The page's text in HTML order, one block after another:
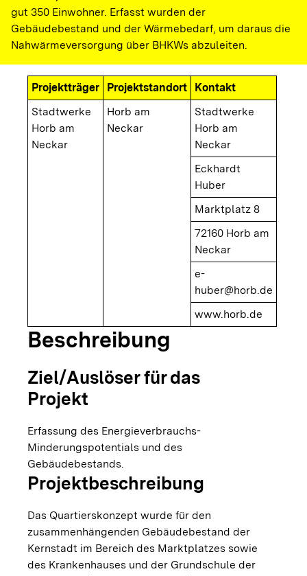
gut 350 Einwohner. Erfasst wurden der
Gebäudebestand und der Wärmebedarf, um daraus die
Nahwärmeversorgung über BHKWs abzuleiten.
Projektträger Projektstandort
Kontakt
Stadtwerke
Horb am
Neckar
Horb am
Neckar
Stadtwerke
Horb am
Neckar
Eckhardt
Huber
Marktplatz 8
72160 Horb am
Neckar
e-
huber@horb.de
www.horb.de
Beschreibung
Ziel/Auslöser für das
Projekt
Erfassung des Energieverbrauchs-
Minderungspotentials und des
Gebäudebestands.
Projektbeschreibung
Das Quartierskonzept wurde für den
zusammenhängenden Gebäudebestand der
Kernstadt im Bereich des Marktplatzes sowie
des Krankenhauses und der Grundschule der